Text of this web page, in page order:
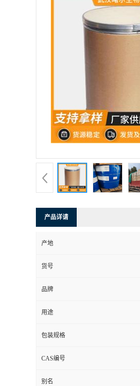
产品详请
产地
货号
品牌
用途
包装规格
CAS编号
别名